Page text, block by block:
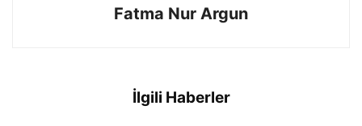
Fatma Nur Argun
İlgili Haberler